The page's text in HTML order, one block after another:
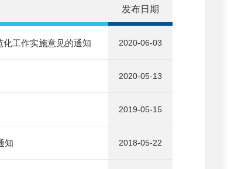
发布日期
工作实施意见的通知 2020-06-03
2020-05-13
2019-05-15
知 2018-05-22